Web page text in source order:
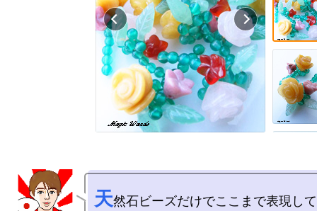
天然石ビーズだけでここまで表現し